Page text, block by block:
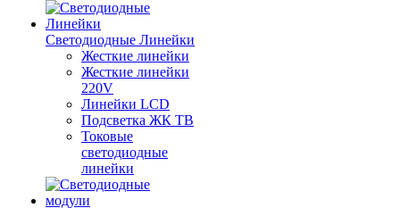
Светодиодные Линейки
Жесткие линейки
Жесткие линейки
220V
Линейки LCD
Подсветка ЖК ТВ
Токовые
светодиодные
линейки